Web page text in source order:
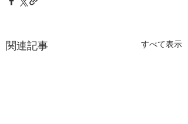
関連記事 すべて表示